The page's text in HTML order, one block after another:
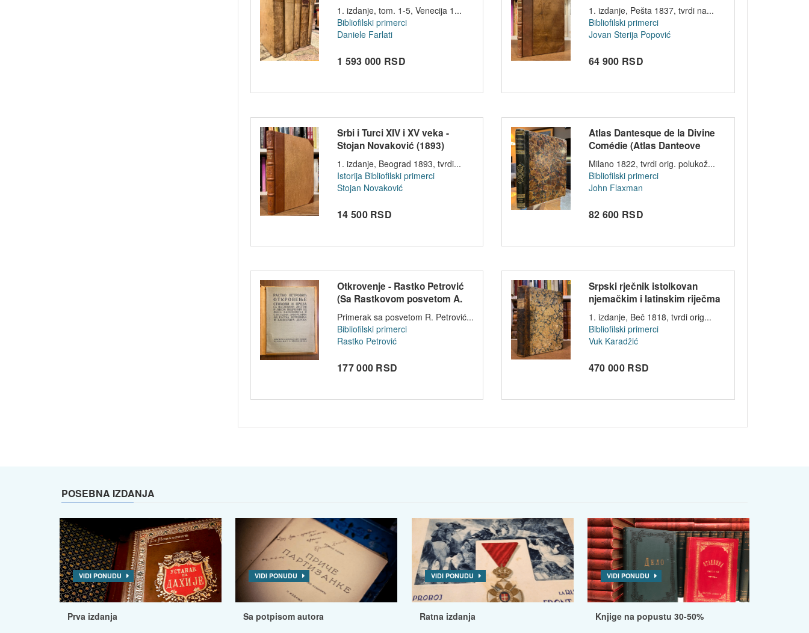
1. izdanje, tom. 1-5, Venecija 1...
Bibliofilski primerci
Daniele Farlati
1 593 000 RSD
1. izdanje, Pešta 1837, tvrdi na...
Bibliofilski primerci
Jovan Sterija Popović
64 900 RSD
Srbi i Turci XIV i XV veka -
Stojan Novaković (1893)
1. izdanje, Beograd 1893, tvrdi...
Istorija Bibliofilski primerci
Stojan Novaković
14 500 RSD
Atlas Dantesque de la Divine
Comédie (Atlas Danteove
Božanst...
Milano 1822, tvrdi orig. polukož...
Bibliofilski primerci
John Flaxman
82 600 RSD
Otkrovenje - Rastko Petrović
(Sa Rastkovom posvetom A.
Derok...
Primerak sa posvetom R. Petrović...
Bibliofilski primerci
Rastko Petrović
177 000 RSD
Srpski rječnik istolkovan
njemačkim i latinskim riječma
- Vu...
1. izdanje, Beč 1818, tvrdi orig...
Bibliofilski primerci
Vuk Karadžić
470 000 RSD
POSEBNA IZDANJA
VIDI PONUDU
Prva izdanja
VIDI PONUDU
Sa potpisom autora
VIDI PONUDU
Ratna izdanja
VIDI PONUDU
Knjige na popustu 30-50%